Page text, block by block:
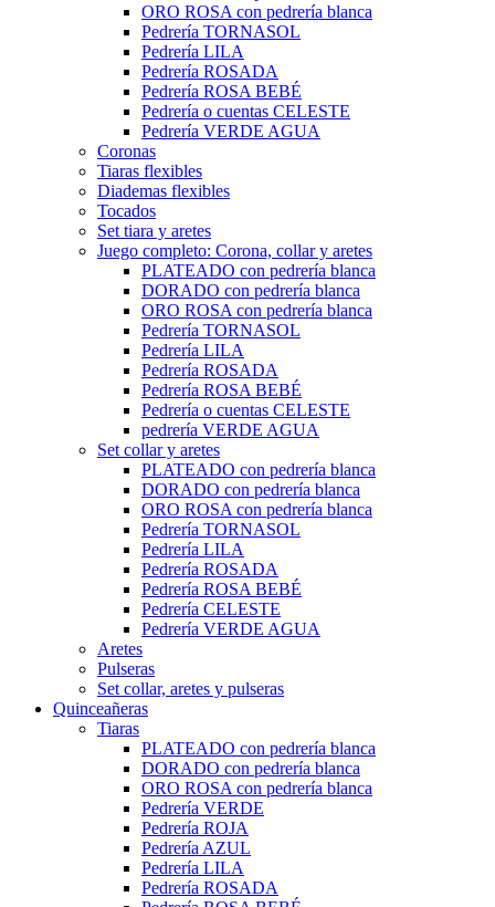
ORO ROSA con pedrería blanca
Pedrería TORNASOL
Pedrería LILA
Pedrería ROSADA
Pedrería ROSA BEBÉ
Pedrería o cuentas CELESTE
Pedrería VERDE AGUA
Coronas
Tiaras flexibles
Diademas flexibles
Tocados
Set tiara y aretes
Juego completo: Corona, collar y aretes
PLATEADO con pedrería blanca
DORADO con pedrería blanca
ORO ROSA con pedrería blanca
Pedrería TORNASOL
Pedrería LILA
Pedrería ROSADA
Pedrería ROSA BEBÉ
Pedrería o cuentas CELESTE
pedrería VERDE AGUA
Set collar y aretes
PLATEADO con pedrería blanca
DORADO con pedrería blanca
ORO ROSA con pedrería blanca
Pedrería TORNASOL
Pedrería LILA
Pedrería ROSADA
Pedrería ROSA BEBÉ
Pedrería CELESTE
Pedrería VERDE AGUA
Aretes
Pulseras
Set collar, aretes y pulseras
Quinceañeras
Tiaras
PLATEADO con pedrería blanca
DORADO con pedrería blanca
ORO ROSA con pedrería blanca
Pedrería VERDE
Pedrería ROJA
Pedrería AZUL
Pedrería LILA
Pedrería ROSADA